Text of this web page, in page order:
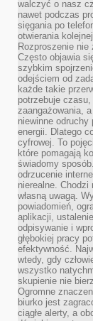
walczyć o nasz
nawet podczas
sięgania po
otwierania
Rozproszenie
Często objawia
szybkim
odejściem od
każde takie
potrzebuje czasu,
zaangażowania,
niewinne odruchy
energii. Dlatego
cyfrowej. To
które pomagają
świadomy
odrzucenie
nierealne.
własną uwagą.
powiadomień,
aplikacji,
odpisywanie i
głębokiej pracy
efektywność.
wtedy, gdy
wszystko
skupienie nie
Ogromne
biurko jest
ciągłe alerty, a